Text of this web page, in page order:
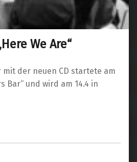
We Are“
mit der neuen CD startete am
Bar“ und wird am 14.4 in